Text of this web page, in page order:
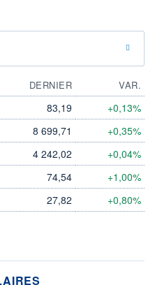
DERNIER
VAR.
83,19 +0,13%
8 699,71 +0,35%
4 242,02 +0,04%
74,54 +1,00%
27,82 +0,80%